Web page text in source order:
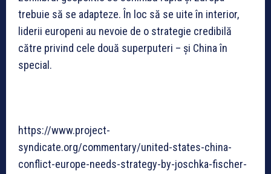
trebuie să se adapteze. În loc să se uite în interior,
liderii europeni au nevoie de o strategie credibilă
către privind cele două superputeri – și China în
special.
https://www.project-
syndicate.org/commentary/united-states-china-
conflict-europe-needs-strategy-by-joschka-fischer-